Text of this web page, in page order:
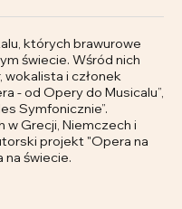
których brawurowe
świecie. Wśród nich
i członek
- od Opery do Musicalu”,
Symfonicznie”.
Grecji, Niemczech i
projekt "Opera na
na świecie.